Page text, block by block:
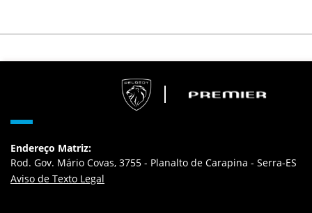
Endereço Matriz:
Rod. Gov. Mário Covas, 3755 - Planalto de Carapina - Serra-ES
Aviso de Texto Legal